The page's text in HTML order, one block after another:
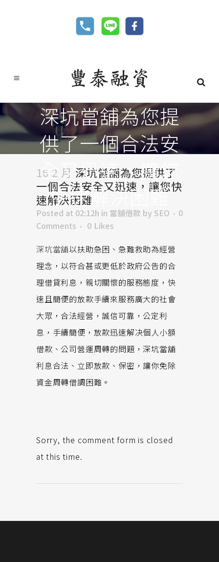
深坑當舖為您提
供了一個合法安
全又迅速，讓您
快速解決困難
16 2 月 深坑當舖為您提供了
一個合法安全又迅速，讓您快
速解決困難
Posted at 02:12h in 當舖借款 by SEO
0
Comments
0 Likes
深坑當舖以扶助急困、急難救助為經營
理念，以符合甚或更低於政府公告的合
理借貸利息，親切關懷的服務態度，快
速且簡便的放款手續來服務廣大的社會
大眾，合法經營，誠信可靠，公定利
息，手續簡便，放款迅速解决個人小額
借款、公司營運周轉的問題，深坑當舖
利息合法、立即放款、保密，讓你免除
資金周轉借調困難。
Sorry, the comment form is closed
at this time.